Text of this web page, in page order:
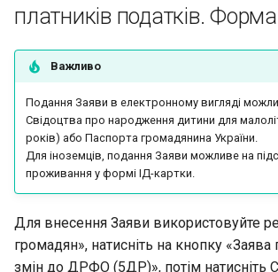
платників податків.
Важливо
Подання Заяви в електронному вигляді
Свідоцтва про народження дитини для
років) або Паспорта громадянина України.
Для іноземців, подання Заяви можливе на
проживання у формі ІД-картки.
Для внесення Заяви використовуйте
громадян», натисніть на кнопку
змін до ДРФО (5ДР)», потім натисніть